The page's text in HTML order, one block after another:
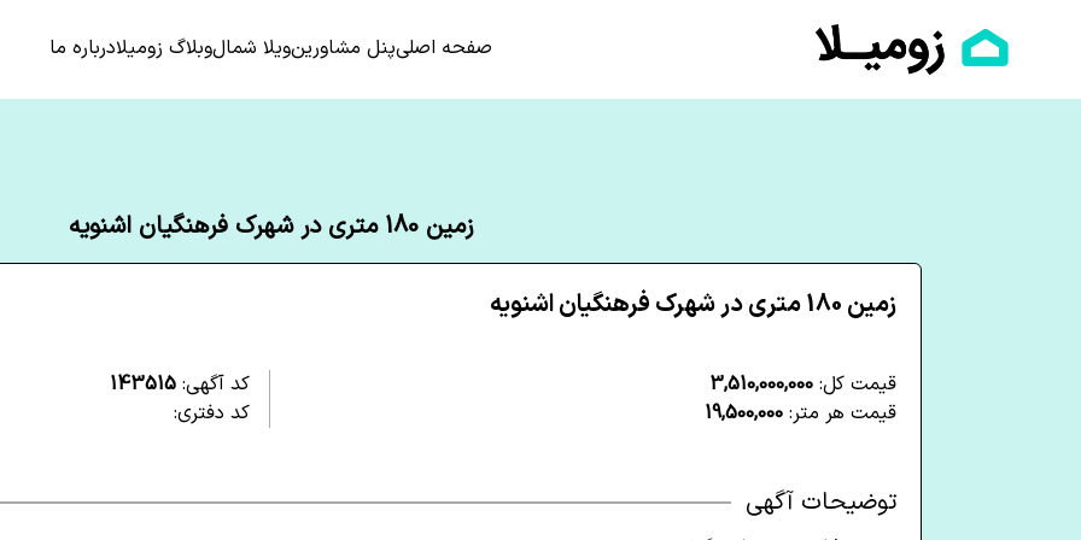
صفحه اصلیپنل مشاورینویلا شمالوبلاگ زومیلادرباره ما
زمین 180 متری در شهرک فرهنگیان اشنویه
زمین 180 متری در شهرک فرهنگیان اشنویه
قیمت کل: 3,510,000,000
قیمت هر متر: 19,500,000
کد آگهی: 143515
کد دفتری:
توضیحات آگهی